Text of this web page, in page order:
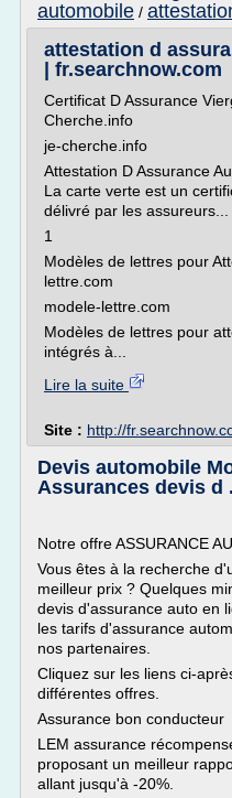
automobile /
attestation d
| fr.searchnow.com
Certificat D Assurance
Cherche.info
je-cherche.info
Attestation D Assurance
La carte verte est un
délivré par les
1
Modèles de lettres pour
lettre.com
modele-lettre.com
Modèles de lettres pour
intégrés à...
Lire la suite
Site : http://
Devis automobile
Assurances devis d
Notre offre ASSURANCE
Vous êtes à la recherche
meilleur prix ? Quelques
devis d'assurance auto en
les tarifs d'assurance
nos partenaires.
Cliquez sur les liens ci-
différentes offres.
Assurance bon conducteur
LEM assurance
proposant un meilleur
allant jusqu'à -20%.